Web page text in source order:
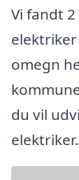
Vi fandt
omegn
du vil
elektriker.